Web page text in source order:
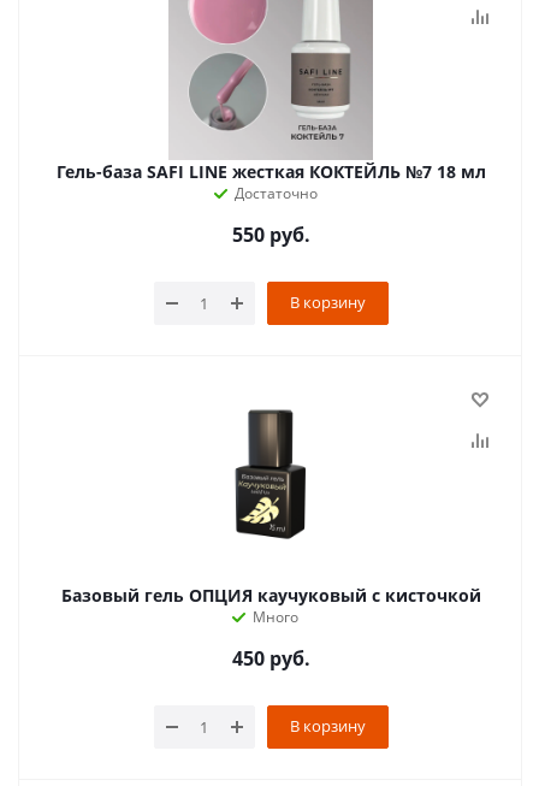
Гель-база SAFI LINE жесткая КОКТЕЙЛЬ №7 18 мл
Достаточно
550руб.
В корзину
Базовый гель ОПЦИЯ каучуковый с кисточкой
Много
450руб.
В корзину